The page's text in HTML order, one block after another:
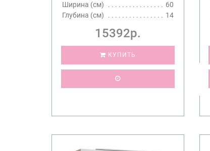
Ширина (см)
60
Глубина (см)
14
15392р.
КУПИТЬ